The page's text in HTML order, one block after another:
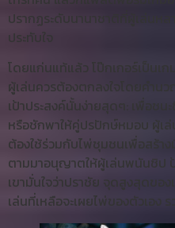
ปรากฏระดับนานาชาติที่ผู้เล่นห
ประทับใจ
โดยแก่นแท้แล้ว โป๊กเกอร์เป็นเก
ผู้เล่นควรต้องตกลงใจโดยคำน
เป้าประสงค์นั้นง่ายสุดๆ: เพื่อช
หรือชักพาให้คู่ปรปักษ์หมอบ ผู้เล่
ต้องใช้ร่วมกับไพ่ชุมชนเพื่อสร้า
ตามมาอนุญาตให้ผู้เล่นพนันชิป
เขามั่นใจว่าปราชัย จุดสูงสุดของ
เล่นที่เหลือจะเผยไพ่ของตัวเอง